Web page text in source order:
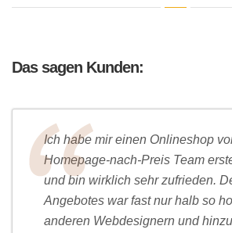
Das sagen Kunden:
Ich habe mir einen Onlineshop
Homepage-nach-Preis Team
und bin wirklich sehr zufrieden.
Angebotes war fast nur halb so
anderen Webdesignern und